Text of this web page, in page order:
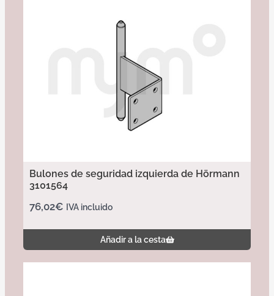
Bulones de seguridad izquierda de Hörmann
3101564
76,02€ IVA incluido
Añadir a la cesta